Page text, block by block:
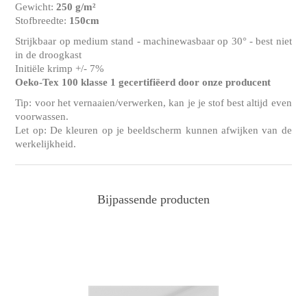
Gewicht:250 g/m²
Stofbreedte: 150cm
Strijkbaar op medium stand - machinewasbaar op 30° - best niet
in de droogkast
Initiële krimp +/- 7%
Oeko-Tex 100 klasse 1 gecertifiëerd door onze producent
Tip: voor het vernaaien/verwerken, kan je je stof best altijd even
voorwassen.
Let op: De kleuren op je beeldscherm kunnen afwijken van de
werkelijkheid.
Bijpassende producten